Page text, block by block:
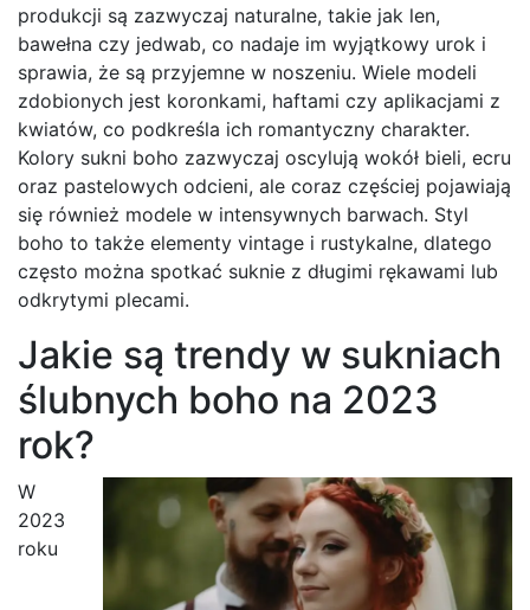
produkcji są zazwyczaj naturalne, takie jak len,
bawełna czy jedwab, co nadaje im wyjątkowy urok i
sprawia, że są przyjemne w noszeniu. Wiele modeli
zdobionych jest koronkami, haftami czy aplikacjami z
kwiatów, co podkreśla ich romantyczny charakter.
Kolory sukni boho zazwyczaj oscylują wokół bieli, ecru
oraz pastelowych odcieni, ale coraz częściej pojawiają
się również modele w intensywnych barwach. Styl
boho to także elementy vintage i rustykalne, dlatego
często można spotkać suknie z długimi rękawami lub
odkrytymi plecami.
Jakie są trendy w sukniach
ślubnych boho na 2023
rok?
W
2023
roku